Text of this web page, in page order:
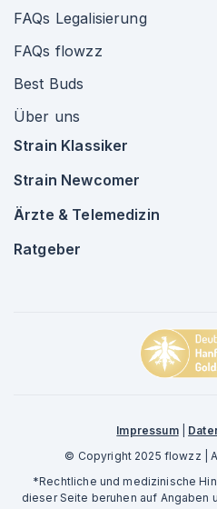
FAQs Legalisierung
FAQs flowzz
Best Buds
Über uns
Strain Klassiker
Strain Newcomer
Ärzte & Telemedizin
Ratgeber
Impressum|
© Copyright 2025 flowzz |
*Rechtliche und medizinische
dieser Seite beruhen auf Angaben